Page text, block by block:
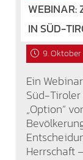
WEBINAR:
IN SÜD-
9.
Ein
Süd-Tiroler
„Option“
Herrschaft